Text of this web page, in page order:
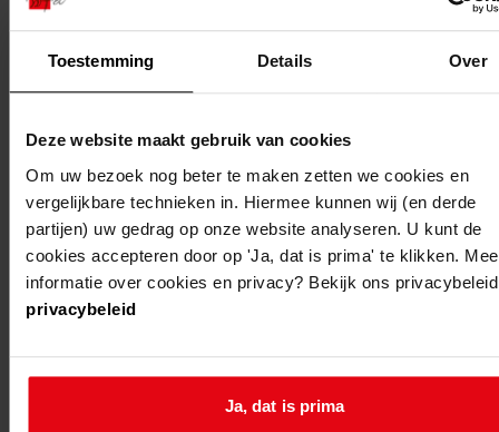
Toestemming Details Over
Deze website maakt gebruik van cookies
Om uw bezoek nog beter te maken zetten we cookies en
vergelijkbare technieken in. Hiermee kunnen wij (en derde
partijen) uw gedrag op onze website analyseren. U kunt de
cookies accepteren door op 'Ja, dat is prima' te klikken.
informatie over cookies en privacy? Bekijk ons privacybeleid
privacybeleid
Ja, dat is prima
Weergave:
1
...
2
4